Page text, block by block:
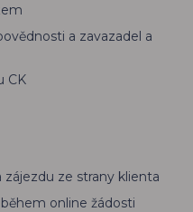
a zavazadel a
CK
ze strany klienta
online žádosti